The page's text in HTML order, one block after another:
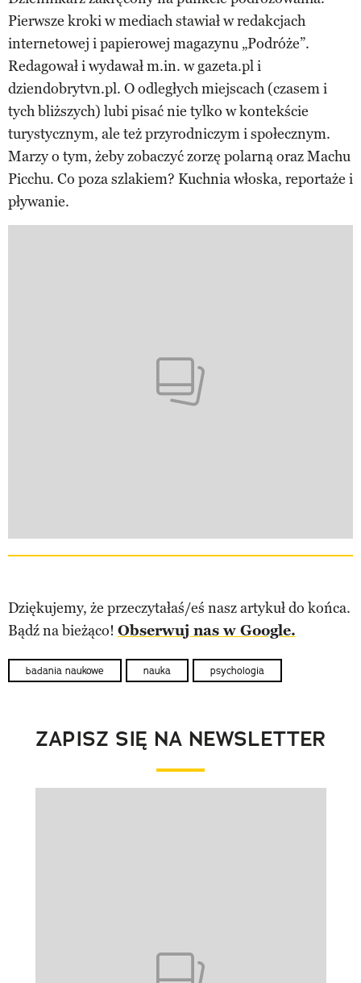
Pierwsze kroki w mediach stawiał w redakcjach
internetowej i papierowej magazynu „Podróże”.
Redagował i wydawał m.in. w gazeta.pl i
dziendobrytvn.pl. O odległych miejscach (czasem i
tych bliższych) lubi pisać nie tylko w kontekście
turystycznym, ale też przyrodniczym i społecznym.
Marzy o tym, żeby zobaczyć zorzę polarną oraz Machu
Picchu. Co poza szlakiem? Kuchnia włoska, reportaże i
pływanie.
Dziękujemy, że przeczytałaś/eś nasz artykuł do końca.
Bądź na bieżąco! Obserwuj nas w Google.
badania naukowe nauka psychologia
ZAPISZ SIĘ NA NEWSLETTER